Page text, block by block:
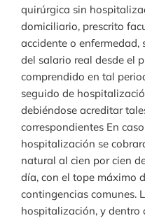
quirúrgica sin
domiciliario, prescrito
accidente o enfermedad,
del salario real desde el
comprendido en tal
seguido de
debiéndose acreditar
correspondientes En
hospitalización se
natural al cien por cien
día, con el tope máximo
contingencias comunes.
hospitalización, y dentro